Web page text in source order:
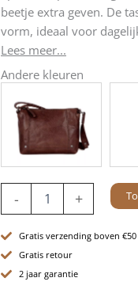
beetje extra geven. De
vorm, ideaal voor
Lees meer...
Andere kleuren
-
Crossbodytas
Isolde
-
Zwart
aantal
+
Gratis verzending boven €50
Gratis retour
2 jaar garantie